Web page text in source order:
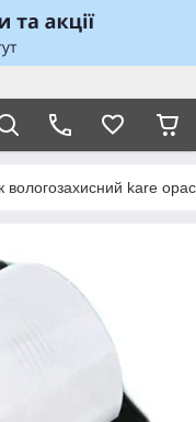
вологозахисний kare